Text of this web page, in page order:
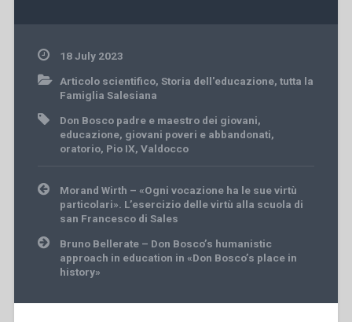
18 July 2023
Articolo scientifico, Storia dell'educazione, tutta la
Famiglia Salesiana
Don Bosco padre e maestro dei giovani,
educazione, giovani poveri e abbandonati,
oratorio, Pio IX, Valdocco
Post
navigation
Morand Wirth – «Ogni vocazione ha le sue virtù
particolari». L’esercizio delle virtù alla scuola di
san Francesco di Sales
Bruno Bellerate – Don Bosco’s humanistic
approach in education in «Don Bosco’s place in
history»